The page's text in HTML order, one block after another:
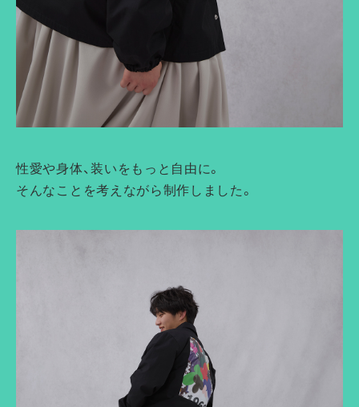
性愛や身体、装いをもっと自由に。
そんなことを考えながら制作しました。